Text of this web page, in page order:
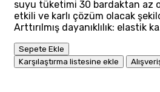
suyu tüketimi 30 bardaktan az
etkili ve karlı çözüm olacak
Arttırılmış dayanıklılık: elastik
Sepete Ekle
Karşılaştırma listesine ekle